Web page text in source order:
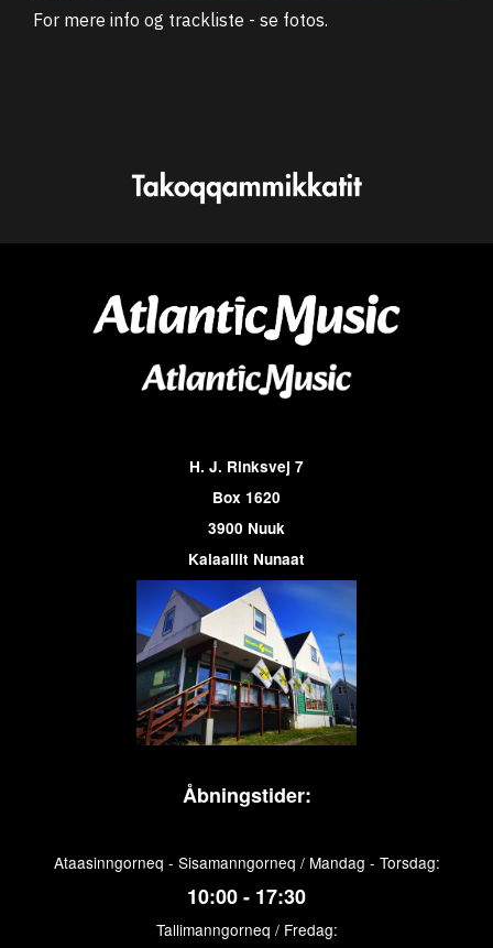
For mere info og trackliste - se fotos.
H. J. Rinksvej 7
Box 1620
3900 Nuuk
Kalaallit Nunaat
Åbningstider:
Ataasinngorneq - Sisamanngorneq / Mandag - Torsdag:
10:00 - 17:30
Tallimanngorneq / Fredag: